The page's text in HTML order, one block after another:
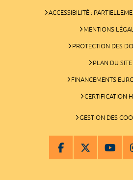
ACCESSIBILITÉ :
MENTIONS
PROTECTION DES
PLAN DU SITE
FINANCEMENTS
CERTIFICATION
GESTION DES